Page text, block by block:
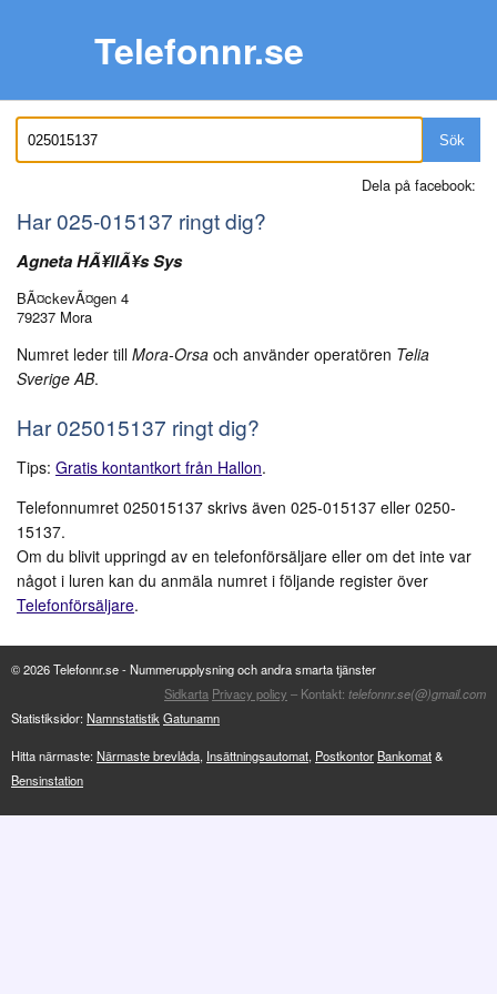
Telefonnr.se
Sök
Dela på facebook:
Har025-015137 ringt dig?
Agneta HÃ¥llÃ¥s Sys
BÃ¤ckevÃ¤gen 4
79237 Mora
Numret leder till Mora-Orsa och använder operatören Telia
Sverige AB.
Har 025015137 ringt dig?
Tips: Gratis kontantkort från Hallon.
Telefonnumret 025015137 skrivs även 025-015137 eller 0250-
15137.
Om du blivit uppringd av en telefonförsäljare eller om det inte var
något i luren kan du anmäla numret i följande register över
Telefonförsäljare.
© 2026 Telefonnr.se - Nummerupplysning och andra smarta tjänster
Sidkarta Privacy policy – Kontakt: telefonnr.se(@)gmail.com
Statistiksidor:NamnstatistikGatunamn
Hitta närmaste:Närmaste brevlåda, Insättningsautomat, PostkontorBankomat&
Bensinstation